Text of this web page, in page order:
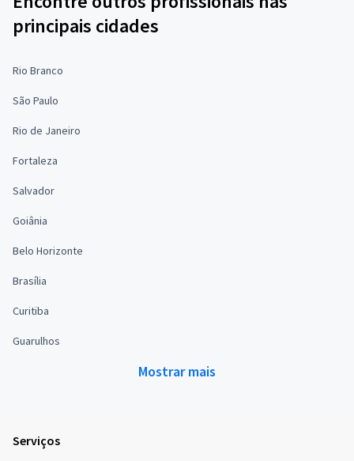
principais cidades
Rio Branco
São Paulo
Rio de Janeiro
Fortaleza
Salvador
Goiânia
Belo Horizonte
Brasília
Curitiba
Guarulhos
Mostrar mais
Serviços